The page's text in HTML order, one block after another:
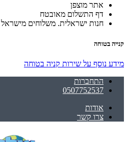
אתר מוצפן
דף התשלום מאובטח
חנות ישראלית. משלוחים מישראל
קנייה בטוחה
מידע נוסף על שירות קניה בטוחה
התחברות
0507752537
אודות
צרו קשר